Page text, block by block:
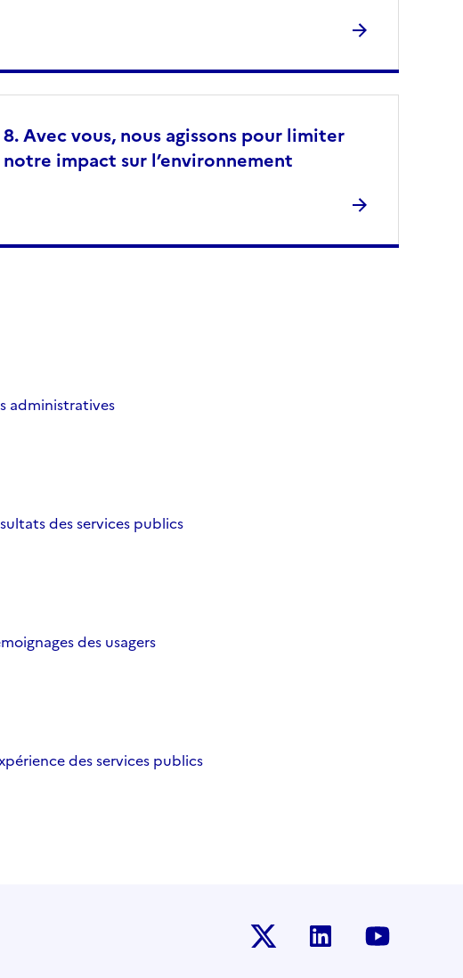
Avec vous, nous agissons pour limiter
notre impact sur l’environnement
administratives
des services publics
des usagers
des services publics
Twitter-x Linkedin